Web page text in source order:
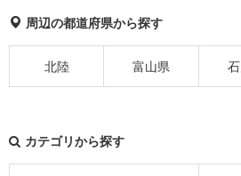
周辺の都道府県から探す
北陸 富山県
カテゴリから探す